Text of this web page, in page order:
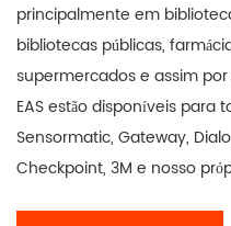
principalmente em
bibliotecas públicas,
supermercados e assim
EAS estão disponíveis para
Sensormatic, Gateway,
Checkpoint, 3M e nosso